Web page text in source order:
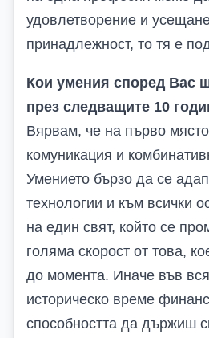
удовлетворение и
принадлежност, то тя е
Кои умения според Вас
през следващите 10
Вярвам, че на първо
комуникация и
Умението бързо да се
технологии и към всички
на един свят, който се
голяма скорост от това,
до момента. Иначе във
историческо време
способността да държиш